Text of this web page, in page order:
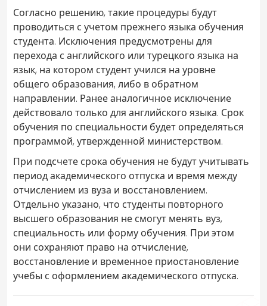
Согласно решению, такие процедуры будут
проводиться с учетом прежнего языка обучения
студента. Исключения предусмотрены для
перехода с английского или турецкого языка на
язык, на котором студент учился на уровне
общего образования, либо в обратном
направлении. Ранее аналогичное исключение
действовало только для английского языка. Срок
обучения по специальности будет определяться
программой, утвержденной министерством.
При подсчете срока обучения не будут учитывать
период академического отпуска и время между
отчислением из вуза и восстановлением.
Отдельно указано, что студенты повторного
высшего образования не смогут менять вуз,
специальность или форму обучения. При этом
они сохраняют право на отчисление,
восстановление и временное приостановление
учебы с оформлением академического отпуска.